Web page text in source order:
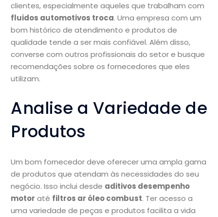
clientes, especialmente aqueles que trabalham com
fluidos automotivos troca. Uma empresa com um
bom histórico de atendimento e produtos de
qualidade tende a ser mais confiável. Além disso,
converse com outros profissionais do setor e busque
recomendações sobre os fornecedores que eles
utilizam.
Analise a Variedade de
Produtos
Um bom fornecedor deve oferecer uma ampla gama
de produtos que atendam às necessidades do seu
negócio. Isso inclui desde aditivos desempenho
motor até filtros ar óleo combust. Ter acesso a
uma variedade de peças e produtos facilita a vida